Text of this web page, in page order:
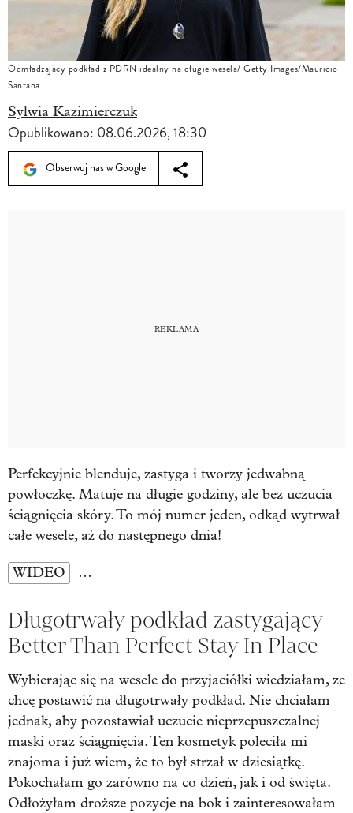
Odmładzajacy podkład z PDRN idealny na długie wesela/ Getty Images/Mauricio
Santana
Sylwia Kazimierczuk
Opublikowano: 08.06.2026, 18:30
Obserwuj nas w Google
Perfekcyjnie blenduje, zastyga i tworzy jedwabną
powłoczkę. Matuje na długie godziny, ale bez uczucia
ściągnięcia skóry. To mój numer jeden, odkąd wytrwał
całe wesele, aż do następnego dnia!
WIDEO …
Długotrwały podkład zastygający
Better Than Perfect Stay In Place
Wybierając się na wesele do przyjaciółki wiedziałam, ze
chcę postawić na długotrwały podkład. Nie chciałam
jednak, aby pozostawiał uczucie nieprzepuszczalnej
maski oraz ściągnięcia. Ten kosmetyk poleciła mi
znajoma i już wiem, że to był strzał w dziesiątkę.
Pokochałam go zarówno na co dzień, jak i od święta.
Odłożyłam droższe pozycje na bok i zainteresowałam